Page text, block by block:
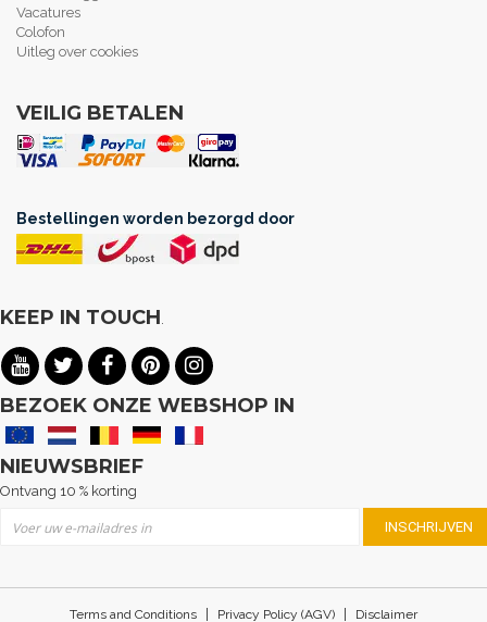
Vacatures
Colofon
Uitleg over cookies
VEILIG BETALEN
Bestellingen worden bezorgd door
KEEP IN TOUCH
BEZOEK ONZE WEBSHOP IN
NIEUWSBRIEF
Ontvang 10 % korting
INSCHRIJVEN
Terms and Conditions | Privacy Policy (AGV) | Disclaimer